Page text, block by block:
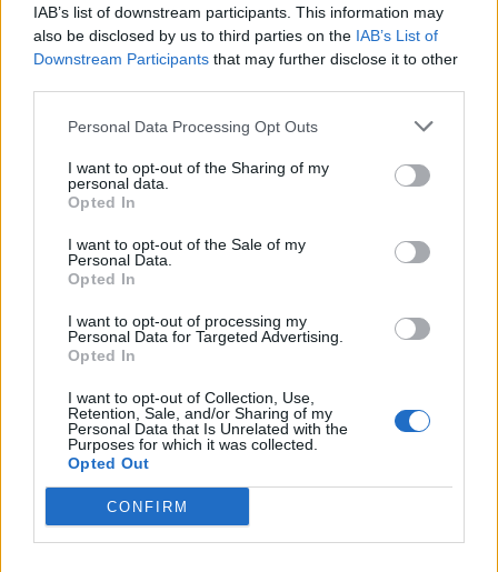
IAB’s list of downstream participants. This information may
also be disclosed by us to third parties on the IAB’s List of
Downstream Participants that may further disclose it to other
Personal Data Processing Opt Outs
I want to opt-out of the Sharing of my
personal data.
Opted In
I want to opt-out of the Sale of my
Personal Data.
Opted In
I want to opt-out of processing my
Personal Data for Targeted Advertising.
Opted In
I want to opt-out of Collection, Use,
Retention, Sale, and/or Sharing of my
Personal Data that Is Unrelated with the
Purposes for which it was collected.
Opted Out
CONFIRM
Fragen zum Spieleinstieg
Themen: 82 Beiträge: 434
25 Juli 2026
Themen: 277 Beiträge: 1.743
Heute um 18:02
Mittwoch um 10:54
Erfahrungsaustausch
Themen:
Diskussionsrunde
Themen: 29 Beiträge: 51.418